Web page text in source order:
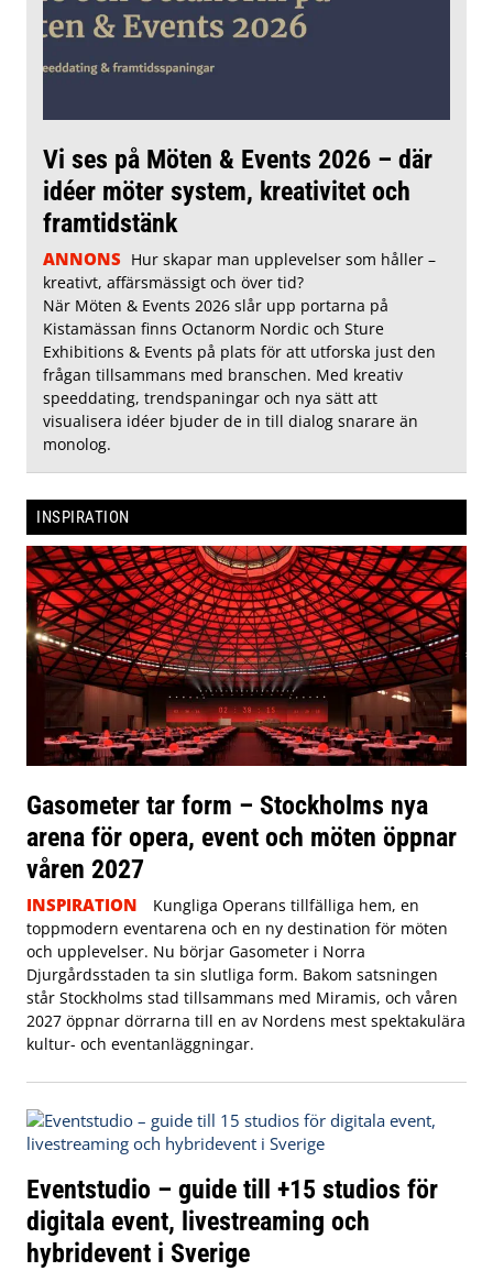
Vi ses på Möten & Events 2026 – där
idéer möter system, kreativitet och
framtidstänk
ANNONS Hur skapar man upplevelser som håller –
kreativt, affärsmässigt och över tid?
När Möten & Events 2026 slår upp portarna på
Kistamässan finns Octanorm Nordic och Sture
Exhibitions & Events på plats för att utforska just den
frågan tillsammans med branschen. Med kreativ
speeddating, trendspaningar och nya sätt att
visualisera idéer bjuder de in till dialog snarare än
monolog.
INSPIRATION
Gasometer tar form – Stockholms nya
arena för opera, event och möten öppnar
våren 2027
INSPIRATION
Kungliga Operans tillfälliga hem, en
toppmodern eventarena och en ny destination för möten
och upplevelser. Nu börjar Gasometer i Norra
Djurgårdsstaden ta sin slutliga form. Bakom satsningen
står Stockholms stad tillsammans med Miramis, och våren
2027 öppnar dörrarna till en av Nordens mest spektakulära
kultur- och eventanläggningar.
Eventstudio – guide till +15 studios för
digitala event, livestreaming och
hybridevent i Sverige